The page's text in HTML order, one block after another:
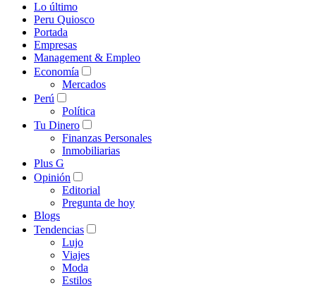
Lo último
Peru Quiosco
Portada
Empresas
Management & Empleo
Economía
Mercados
Perú
Política
Tu Dinero
Finanzas Personales
Inmobiliarias
Plus G
Opinión
Editorial
Pregunta de hoy
Blogs
Tendencias
Lujo
Viajes
Moda
Estilos